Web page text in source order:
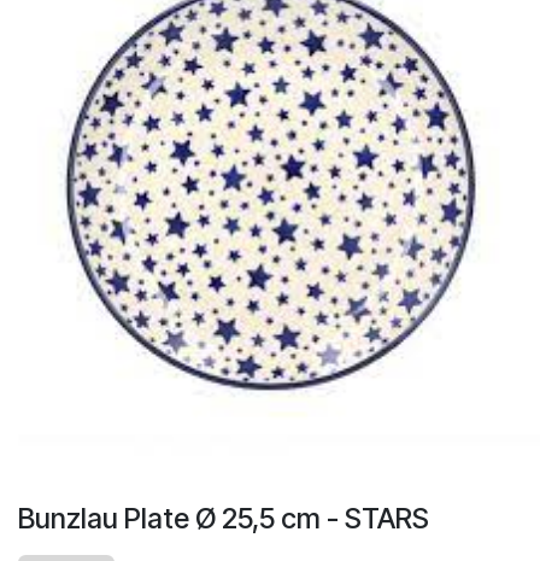
Bunzlau Plate Ø 25,5 cm - STARS